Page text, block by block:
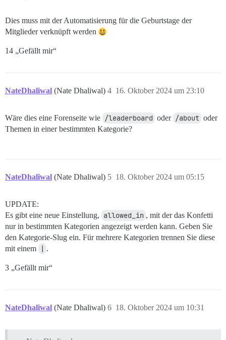
Dies muss mit der Automatisierung für die Geburtstage der
Mitglieder verknüpft werden
14 „Gefällt mir“
NateDhaliwal (Nate Dhaliwal) 16. Oktober 2024 um 23:10
4
Wäre dies eine Forenseite wie /leaderboard oder /about oder
Themen in einer bestimmten Kategorie?
NateDhaliwal (Nate Dhaliwal) 18. Oktober 2024 um 05:15
5
UPDATE:
Es gibt eine neue Einstellung, allowed_in , mit der das Konfetti
nur in bestimmten Kategorien angezeigt werden kann. Geben Sie
den Kategorie-Slug ein. Für mehrere Kategorien trennen Sie diese
mit einem
| .
3 „Gefällt mir“
NateDhaliwal (Nate Dhaliwal) 18. Oktober 2024 um 10:31
6